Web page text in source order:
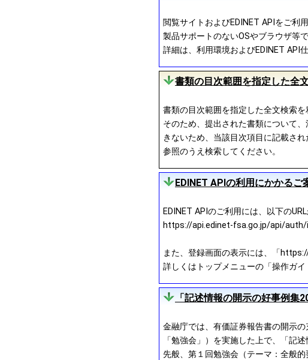
閲覧サイトおよびEDINET APIをご利
製品サポートのないOSやブラウザ等
詳細は、利用環境およびEDINET API
書類の目次範囲を指定した全
書類の目次範囲を指定した全文検索
そのため、提出された書類について
きないため、当該目次項目に記載さ
参照のうえ検索してください。
EDINET APIの利用にかかるご
EDINET APIのご利用には、以下の
https://api.edinet-fsa.go.jp/api/auth/
また、登録画面の表示には、「
詳しくはトップメニューの「操作ガ
「記述情報の開示の好事例集
金融庁では、有価証券報告書の開示
「勉強会」）を実施した上で、「記
先般、第１回勉強会（テーマ：全般